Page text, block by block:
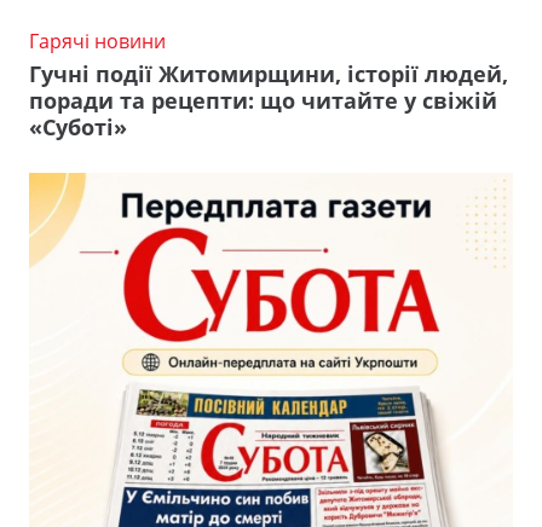
Гарячі новини
Гучні події Житомирщини, історії людей,
поради та рецепти: що читайте у свіжій
«Суботі»